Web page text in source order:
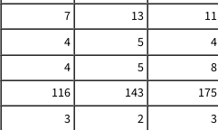
7 13 11
4 5 4
4 5 8
116 143 175
3 2 3